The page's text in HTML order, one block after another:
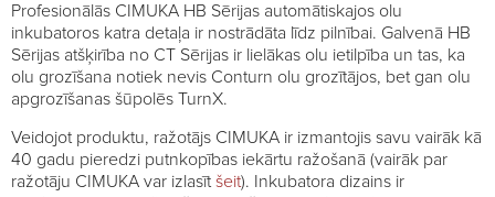
Profesionālās CIMUKA HB Sērijas automātiskajos olu
inkubatoros katra detaļa ir nostrādāta līdz pilnībai. Galvenā HB
Sērijas atšķirība no CT Sērijas ir lielākas olu ietilpība un tas, ka
olu grozīšana notiek nevis Conturn olu grozītājos, bet gan olu
apgrozīšanas šūpolēs TurnX.
Veidojot produktu, ražotājs CIMUKA ir izmantojis savu vairāk kā
40 gadu pieredzi putnkopības iekārtu ražošanā (vairāk par
ražotāju CIMUKA var izlasīt šeit). Inkubatora dizains ir